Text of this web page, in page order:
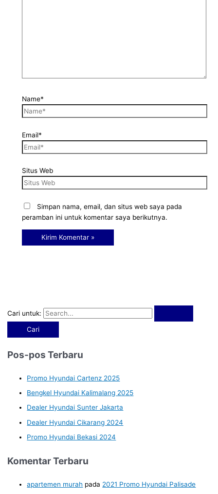
Cari untuk:
Pos-pos Terbaru
Promo Hyundai Cartenz 2025
Bengkel Hyundai Kalimalang 2025
Dealer Hyundai Sunter Jakarta
Dealer Hyundai Cikarang 2024
Promo Hyundai Bekasi 2024
Komentar Terbaru
apartemen murah pada 2021 Promo Hyundai Palisade
Name*
Email*
Situs Web
Simpan nama, email, dan situs web saya pada
peramban ini untuk komentar saya berikutnya.